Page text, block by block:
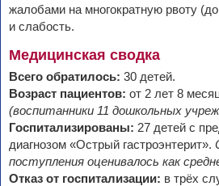
жалобами на многократную рвоту
и слабость.
Медицинская сводка
Всего обратилось: 30 детей.
Возраст пациентов: от 2 лет 8
(воспитанники 11 дошкольных
Госпитализированы: 27 детей с
диагнозом «Острый гастроэнтерит».
поступления оценивалось как
Отказ от госпитализации: в трёх